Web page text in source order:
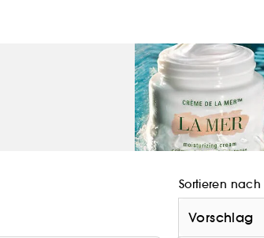
Sortieren nach
Vorschlag